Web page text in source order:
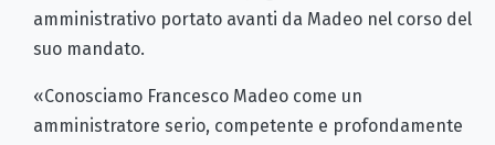
amministrativo portato avanti da Madeo nel corso del
suo mandato.
«Conosciamo Francesco Madeo come un
amministratore serio, competente e profondamente